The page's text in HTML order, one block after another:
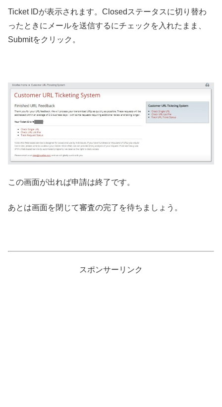
Ticket IDが表示されます。Closedステータスに切り替わ
ったときにメールを送信するにチェックを入れたまま、
Submitをクリック。
この画面が出れば申請は終了です。
あとは画面を閉じて審査の完了を待ちましょう。
スポンサーリンク